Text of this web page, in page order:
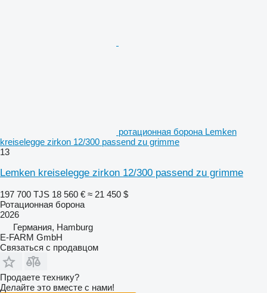
ротационная борона Lemken
kreiselegge zirkon 12/300 passend zu grimme
13
Lemken kreiselegge zirkon 12/300 passend zu grimme
197 700 TJS 18 560 € ≈ 21 450 $
Ротационная борона
2026
Германия, Hamburg
E-FARM GmbH
Связаться с продавцом
Продаете технику?
Делайте это вместе с нами!